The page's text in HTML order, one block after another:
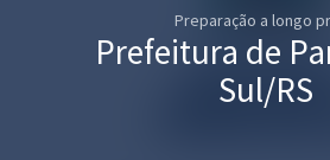
Preparação a longo
Prefeitura de
Sul/RS